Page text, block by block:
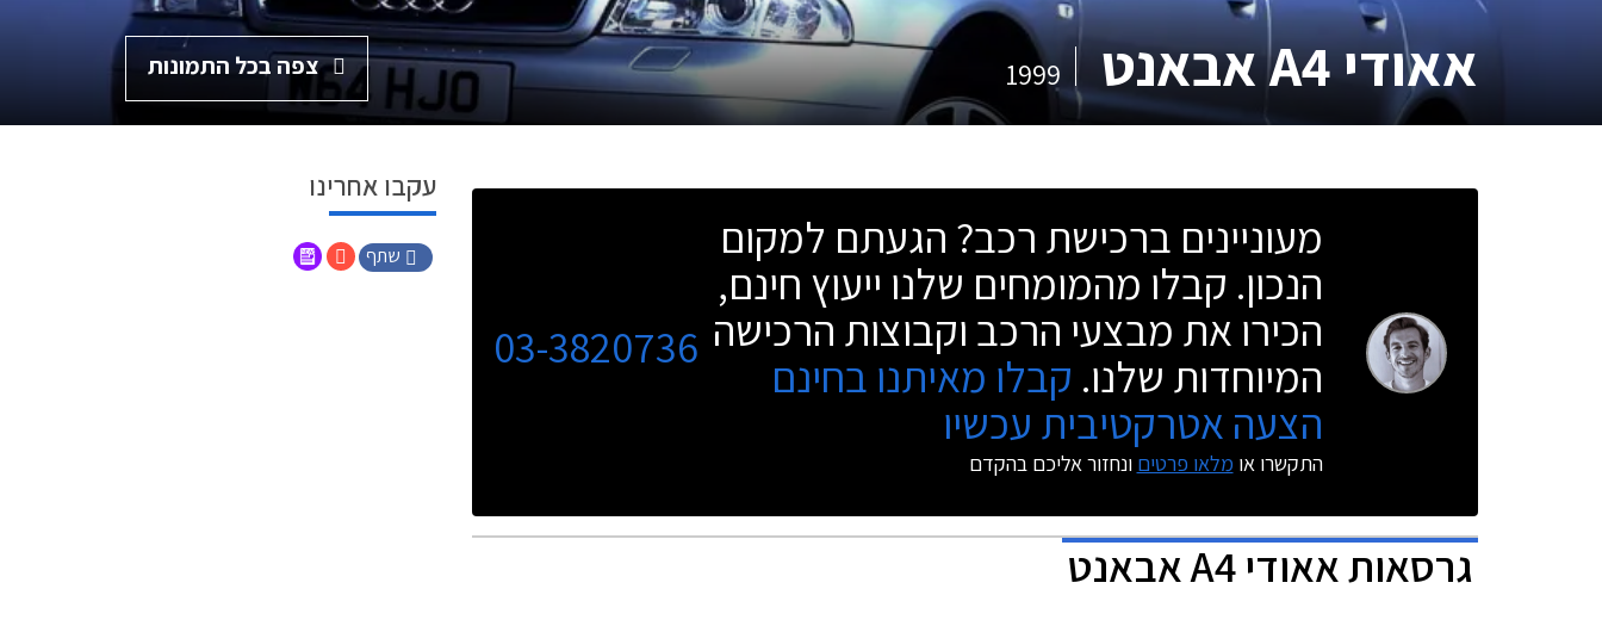
אאודי A4 אבאנט 1999 צפה בכל התמונות
מעוניינים ברכישת רכב? הגעתם למקום
הנכון. קבלו מהמומחים שלנו ייעוץ חינם,
הכירו את מבצעי הרכב וקבוצות הרכישה
המיוחדות שלנו. קבלו מאיתנו בחינם
הצעה אטרקטיבית עכשיו
התקשרו או מלאו פרטים ונחזור אליכם בהקדם
03-3820736
גרסאותאאודי A4 אבאנט
עקבו אחרינו
שתף